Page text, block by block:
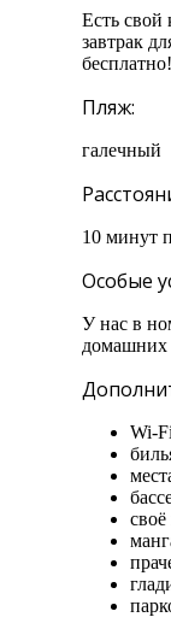
Есть
завтрак
бесплатно!
Пляж:
галечный
10 минут
Особые
У нас в
домашних
Wi-